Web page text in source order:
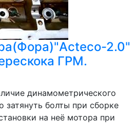
2.0"
ГРМ.
динамометрического
затянуть болты при сборке
на неё мотора при